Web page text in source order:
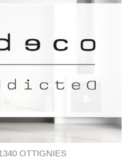
OTTIGNIES